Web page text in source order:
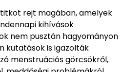
rejt magában, amelyek
kihívások
nem pusztán hagyományon
kutatások is igazolták
menstruációs görcsökről,